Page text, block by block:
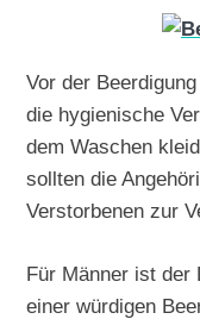
Vor der
die hygienische
dem Waschen
sollten die
Verstorbenen zur
Für Männer ist der
einer würdigen